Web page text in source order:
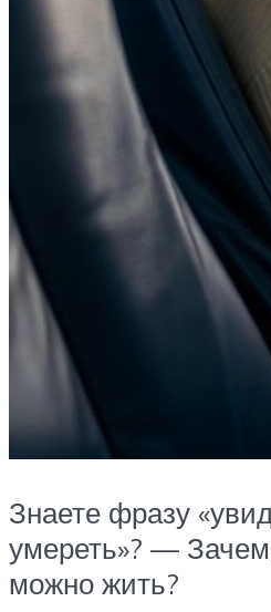
Знаете фразу
умереть»? —
можно жить?